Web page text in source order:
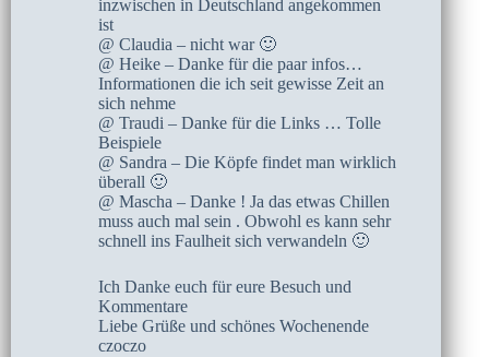
inzwischen in Deutschland angekommen
ist
@ Claudia – nicht war 🙂
@ Heike – Danke für die paar infos…
Informationen die ich seit gewisse Zeit an
sich nehme
@ Traudi – Danke für die Links … Tolle
Beispiele
@ Sandra – Die Köpfe findet man wirklich
überall 🙂
@ Mascha – Danke ! Ja das etwas Chillen
muss auch mal sein . Obwohl es kann sehr
schnell ins Faulheit sich verwandeln 🙂
Ich Danke euch für eure Besuch und
Kommentare
Liebe Grüße und schönes Wochenende
czoczo